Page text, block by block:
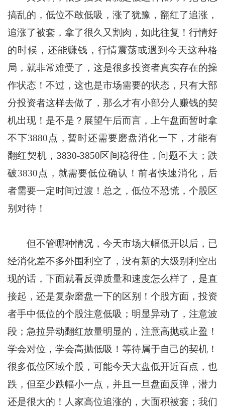
搞乱的，低位不敢低吸，涨了犹豫，翻红了追涨，
追涨了被套，拿了很久又割肉，如此往复！行情好
的时候，还能赚钱，行情震荡或遇到今天这种格
局，就非常难受了，这是很多投资者真实存在的操
作状态！不过，这也是市场需要的状态，只有大部
分投资者这样去做了，那么才有小部分人赚钱的契
机出现！是不是？展望午后而言，上午盘面暂时拿
不下3880点，暂时还需要磨盘消化一下，才能有
翻红契机，3830-3850区间稳得住，问题不大；跌
破3830点，就需要低位确认！前者快速消化，后
者需要一定时间过渡！总之，低位不恐慌，个股区
别对待！
但不管哪种情况，今天市场大幅低开以后，已
经消化差不多外围利空了，没有新的大级别利空出
现的话，下面就看反弹质量和速度怎么样了，是直
接起，还是复杂磨盘一下的区别！个股方面，投资
者手中低位的个股注意低吸；明显异动了，注意波
段；急拉异动翻红放量明显的，注意高抛或止盈！
学会对位，学会高抛低吸！等待属于自己的契机！
很多低位区域个股，可能今天大盘低开近百点，也
跌，但至少跌幅小一点，并且一旦盘面反弹，潜力
还是很大的！人家高位追涨的，大面积被套；我们